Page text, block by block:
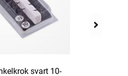
svart 10-